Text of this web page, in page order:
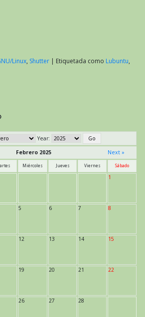
Linux, Shutter | Etiquetada como Lubuntu,
Year:
Febrero 2025 Next »
Miércoles Jueves Viernes Sábado
1
5 6 7 8
12 13 14 15
19 20 21 22
26 27 28